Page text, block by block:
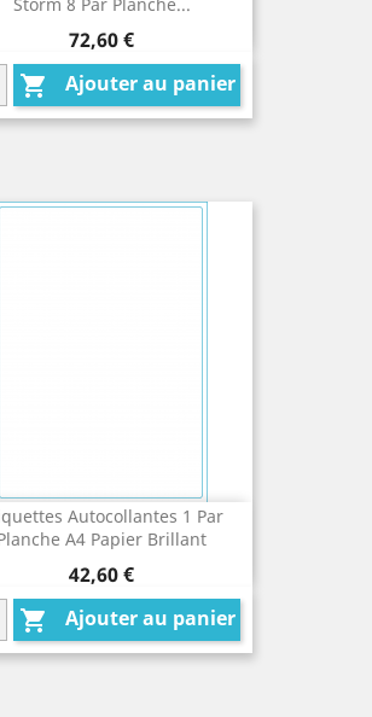
Prix
72,60 €
 Ajouter au panier
Autocollantes 1 Par
A4 Papier Brillant
Prix
42,60 €
 Ajouter au panier